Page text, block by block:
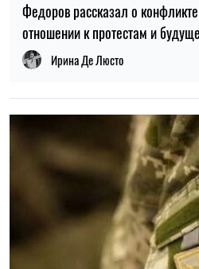
ТОП
19:30, 27.07.2026
Мужчин после 60 лет могут
попасть в армию
Николай Потика